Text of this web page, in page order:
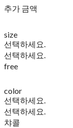
추가 금액
size
선택하세요.
선택하세요.
free
color
선택하세요.
선택하세요.
챠콜